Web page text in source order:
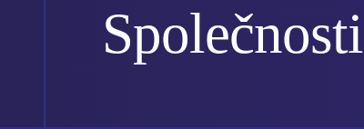
Společnosti